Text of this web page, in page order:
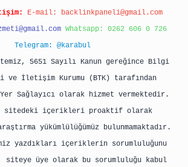
E-mail: backlinkpaneli@gmail.com
Whatsapp: 0262 606 0 726
Telegram: @karabul
5651 Sayılı Kanun gereğince Bilgi
ve İletişim Kurumu (BTK) tarafından
Sağlayıcı olarak hizmet vermektedir.
sitedeki içerikleri proaktif olarak
yükümlülüğümüz bulunmamaktadır.
yazdıkları içeriklerin sorumluluğunu
siteye üye olarak bu sorumluluğu kabul